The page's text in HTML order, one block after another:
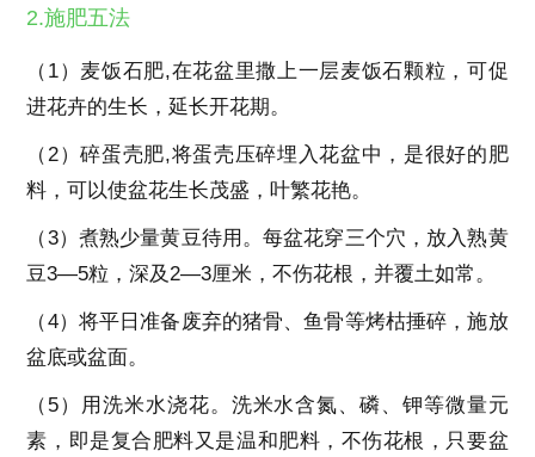
2.施肥五法
（1）麦饭石肥,在花盆里撒上一层麦饭石颗粒，可促
进花卉的生长，延长开花期。
（2）碎蛋壳肥,将蛋壳压碎埋入花盆中，是很好的肥
料，可以使盆花生长茂盛，叶繁花艳。
（3）煮熟少量黄豆待用。每盆花穿三个穴，放入熟黄
豆3—5粒，深及2—3厘米，不伤花根，并覆土如常。
（4）将平日准备废弃的猪骨、鱼骨等烤枯捶碎，施放
盆底或盆面。
（5）用洗米水浇花。洗米水含氮、磷、钾等微量元
素，即是复合肥料又是温和肥料，不伤花根，只要盆